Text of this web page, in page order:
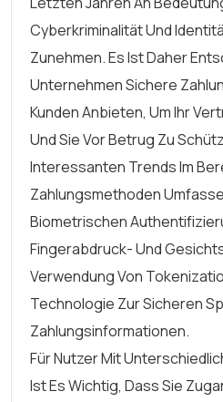
Cyberkriminalität Und
Zunehmen. Es Ist Daher
Unternehmen Sichere
Kunden Anbieten, Um Ihr
Und Sie Vor Betrug Zu
Interessanten Trends Im
Zahlungsmethoden
Biometrischen
Fingerabdruck- Und
Verwendung Von
Technologie Zur Sicheren
Zahlungsinformationen.
Für Nutzer Mit
Ist Es Wichtig, Dass Sie